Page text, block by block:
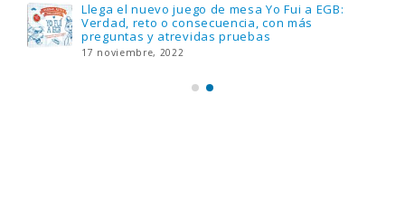
Llega el nuevo juego de mesa Yo Fui a EGB:
Verdad, reto o consecuencia, con más
preguntas y atrevidas pruebas
17 noviembre, 2022